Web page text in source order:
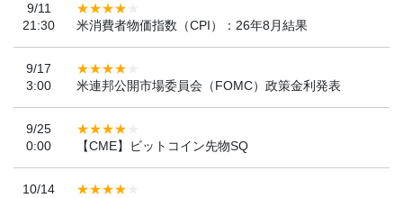
9/11
21:30
米消費者物価指数（CPI）：26年8月結果
9/17
3:00
米連邦公開市場委員会（FOMC）政策金利発表
9/25
0:00
【CME】ビットコイン先物SQ
10/14